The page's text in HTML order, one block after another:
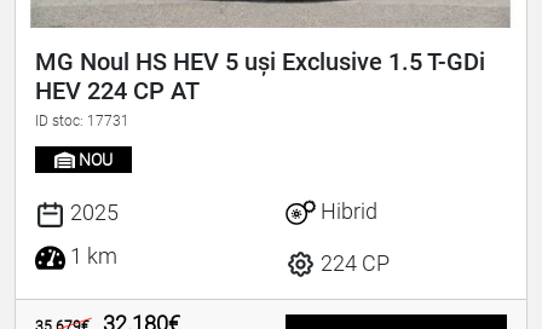
MG Noul HS HEV 5 uși Exclusive 1.5 T-GDi
HEV 224 CP AT
ID stoc: 17731
NOU
2025
1 km
Hibrid
224 CP
32.180€